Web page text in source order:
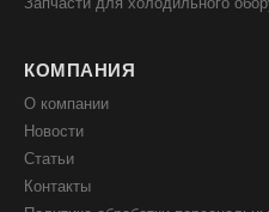
КОМПАНИЯ
О компании
Новости
Статьи
Контакты